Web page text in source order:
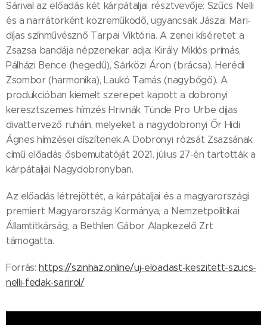
Sárival az előadás két kárpátaljai résztvevője: Szűcs Nelli
és a narrátorként közreműködő, ugyancsak Jászai Mari-
díjas színművésznő Tarpai Viktória. A zenei kíséretet a
Zsazsa bandája népzenekar adja: Király Miklós prímás,
Pálházi Bence (hegedű), Sárközi Áron (brácsa), Herédi
Zsombor (harmonika), Laukó Tamás (nagybőgő). A
produkcióban kiemelt szerepet kapott a dobronyi
keresztszemes hímzés Hrivnák Tünde Pro Urbe díjas
divattervező ruháin, melyeket a nagydobronyi Őr Hidi
Ágnes hímzései díszítenek.A Dobronyi rózsát Zsazsának
című előadás ősbemutatóját 2021. július 27-én tartották a
kárpátaljai Nagydobronyban.
Az előadás létrejöttét, a kárpátaljai és a magyarországi
premiert Magyarország Kormánya, a Nemzetpolitikai
Államtitkárság, a Bethlen Gábor Alapkezelő Zrt
támogatta.
Forrás:https://szinhaz.online/uj-eloadast-keszitett-szucs-
nelli-fedak-sarirol/